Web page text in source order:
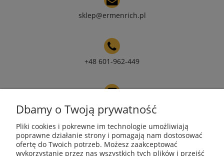
sklep@ermenrich.pl
+48 601-962-449
NIP 9671272351
REGON 385490218
Dbamy o Twoją prywatność
Pliki cookies i pokrewne im technologie umożliwiają
poprawne działanie strony i pomagają nam dostosować
ofertę do Twoich potrzeb. Możesz zaakceptować
wykorzystanie przez nas wszystkich tych plików i przejść